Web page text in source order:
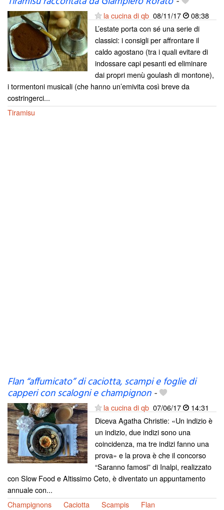
la cucina di qb 08/11/17
08:38
L’estate porta con sé una serie di
classici: i consigli per affrontare il
caldo agostano (tra i quali evitare di
indossare capi pesanti ed eliminare
dai propri menù goulash di montone),
i tormentoni musicali (che hanno un’emivita così breve da
costringerci...
Tiramisu
Flan “affumicato” di caciotta, scampi e foglie di
capperi con scalogni e champignon-
la cucina di qb 07/06/17
14:31
Diceva Agatha Christie: «Un indizio è
un indizio, due indizi sono una
coincidenza, ma tre indizi fanno una
prova» e la prova è che il concorso
“Saranno famosi” di Inalpi, realizzato
con Slow Food e Altissimo Ceto, è diventato un appuntamento
annuale con...
Champignons
Caciotta Scampis Flan